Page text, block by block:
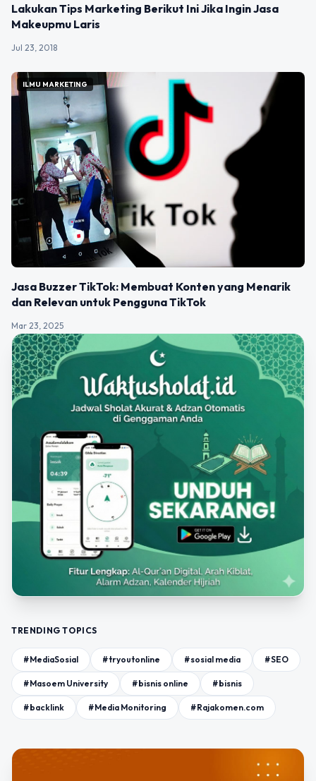
Lakukan Tips Marketing Berikut Ini Jika Ingin Jasa
Makeupmu Laris
Jul 23, 2018
ILMU MARKETING
Jasa Buzzer TikTok: Membuat Konten yang Menarik
dan Relevan untuk Pengguna TikTok
Mar 23, 2025
TRENDING TOPICS
#MediaSosial #tryoutonline #sosial media #SEO
#Masoem University #bisnis online #bisnis
#backlink #Media Monitoring #Rajakomen.com